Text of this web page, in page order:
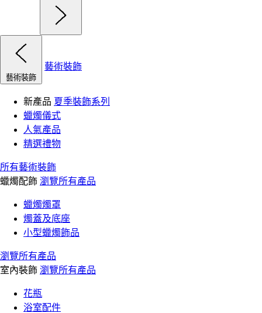
藝術裝飾
藝術裝飾
新產品 夏季裝飾系列
蠟燭儀式
人氣產品
精選禮物
所有藝術裝飾
蠟燭配飾 瀏覽所有產品
蠟燭燭罩
燭蓋及底座
小型蠟燭飾品
瀏覽所有產品
室內裝飾 瀏覽所有產品
花瓶
浴室配件